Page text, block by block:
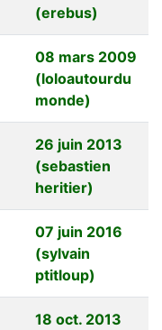
(erebus)
08 mars 2009
(loloautourdu
monde)
26 juin 2013
(sebastien
heritier)
07 juin 2016
(sylvain
ptitloup)
18 oct. 2013